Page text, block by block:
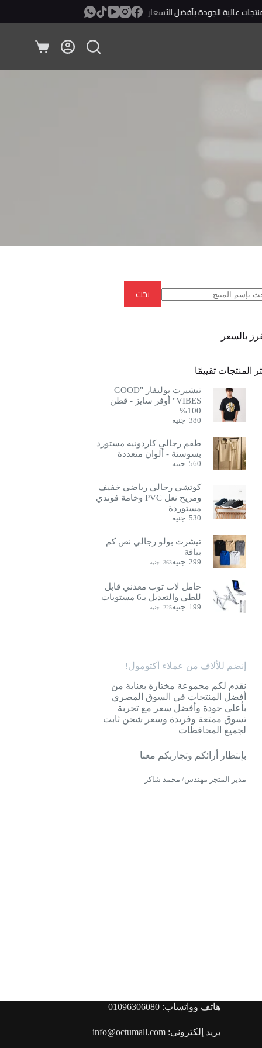
عالية الجودة بأفضل الأسعار معاينة ودفع عند الإستلام!
عربة
بحث
بالسعر
المنتجات تقييمًا
تيشيرت بوليفار "GOOD
VIBES" أوفر سايز - قطن
100%
380 جنيه
طقم رجالي كاردونيه مستورد
بسوستة - ألوان متعددة
560 جنيه
كوتشي رجالي رياضي خفيف
ومريح نعل PVC وخامة فوندي
مستوردة
530 جنيه
تيشرت بولو رجالي نص كم
بياقة
363 جنيهالسعر
هو:
جنيه.
299 جنيهالسعر
هو:
جنيه.
حامل لاب توب معدني قابل
للطي والتعديل بـ6 مستويات
225 جنيهالسعر
199 جنيهالسعر
إنضم للألاف من عملاء أكتومول!
نقدم لكم مجموعة مختارة بعناية من
أفضل المنتجات في السوق المصري
بأعلى جودة وأفضل سعر مع تجربة
تسوق ممتعة وفريدة وسعر شحن ثابت
لجميع المحافظات
بإنتظار أرائكم وتجاربكم معنا
مدير المتجر مهندس/ محمد شاكر
هاتف وواتساب: 01096306080
بريد إلكتروني: info@octumall.com